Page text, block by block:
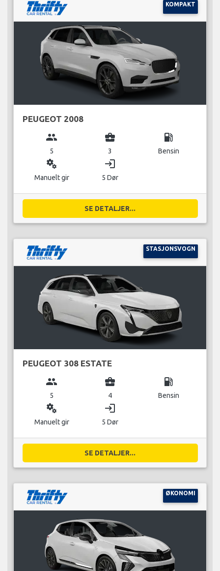
KOMPAKT
PEUGEOT 2008
group
5
business_center
3
local_gas_station
Bensin
miscellaneous_services
Manuelt gir
login
5 Dør
SE DETALJER...
STASJONSVOGN
PEUGEOT 308 ESTATE
group
5
business_center
4
local_gas_station
Bensin
miscellaneous_services
Manuelt gir
login
5 Dør
SE DETALJER...
ØKONOMI